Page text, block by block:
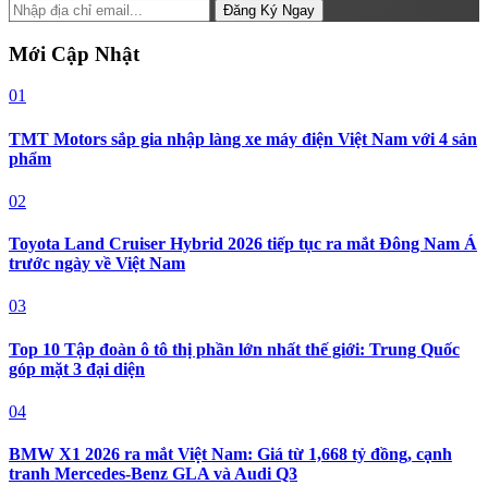
Đăng Ký Ngay
Mới Cập Nhật
01
TMT Motors sắp gia nhập làng xe máy điện Việt Nam với 4 sản
phẩm
02
Toyota Land Cruiser Hybrid 2026 tiếp tục ra mắt Đông Nam Á
trước ngày về Việt Nam
03
Top 10 Tập đoàn ô tô thị phần lớn nhất thế giới: Trung Quốc
góp mặt 3 đại diện
04
BMW X1 2026 ra mắt Việt Nam: Giá từ 1,668 tỷ đồng, cạnh
tranh Mercedes-Benz GLA và Audi Q3